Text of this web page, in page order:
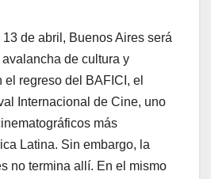
de abril, Buenos Aires será
de cultura y
regreso del BAFICI, el
Internacional de Cine, uno
más
Latina. Sin embargo, la
no termina allí. En el mismo